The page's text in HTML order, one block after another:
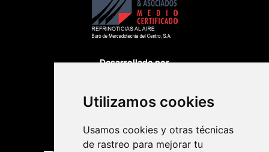
Utilizamos cookies
Usamos cookies y otras técnicas
de rastreo para mejorar tu
Desarrollado por
Edición digital con tecnología